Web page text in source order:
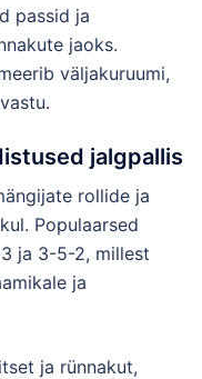
passid ja
jaoks.
väljakuruumi,
jalgpallis
rollide ja
Populaarsed
ja 3-5-2, millest
ja
ja rünnakut,